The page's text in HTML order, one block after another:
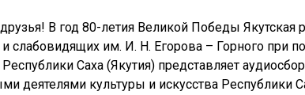
В год 80-летия Великой Победы Якутская
и слабовидящих им. И. Н. Егорова – Горного при
Республики Саха (Якутия) представляет
деятелями культуры и искусства Республики